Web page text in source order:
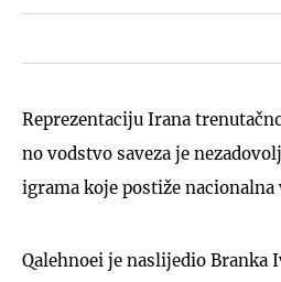
Reprezentaciju Irana
no vodstvo saveza je
igrama koje postiže nacionalna
Qalehnoei je naslijedio Branka